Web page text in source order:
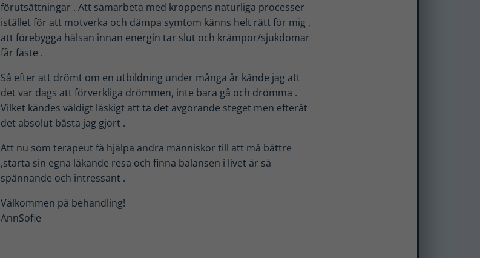
förutsättningar . Att samarbeta med kroppens naturliga processer
istället för att motverka och dämpa symtom känns helt rätt för mig ,
att förebygga hälsan innan energin tar slut och krämpor/sjukdomar
får fäste .
Så efter att drömt om en utbildning under många år kände jag att
det var dags att förverkliga drömmen, inte bara gå och drömma .
Vilket kändes väldigt läskigt att ta det avgörande steget men efteråt
det absolut bästa jag gjort .
Att nu som terapeut få hjälpa andra människor till att må bättre
,starta sin egna läkande resa och finna balansen i livet är så
spännande och intressant .
Välkommen på behandling!
AnnSofie